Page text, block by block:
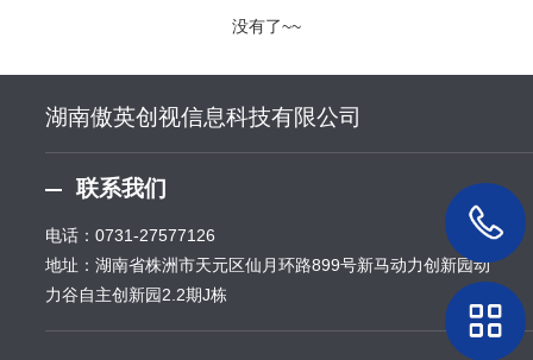
没有了~~
湖南傲英创视信息科技有限公司
联系我们
电话：0731-27577126
地址：湖南省株洲市天元区仙月环路899号新马动力创新园动
力谷自主创新园2.2期J栋